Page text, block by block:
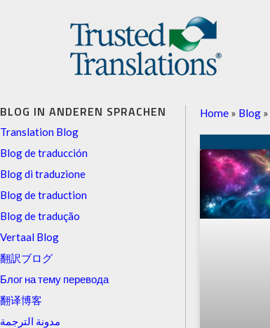
BLOG IN ANDEREN SPRACHEN
Translation Blog
Blog de traducción
Blog di traduzione
Blog de traduction
Blog de tradução
Vertaal Blog
翻訳ブログ
Блог на тему перевода
翻译博客
مدونة الترجمة
Home » Blog »